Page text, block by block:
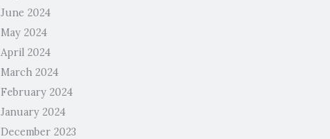
June 2024
May 2024
April 2024
March 2024
February 2024
January 2024
December 2023